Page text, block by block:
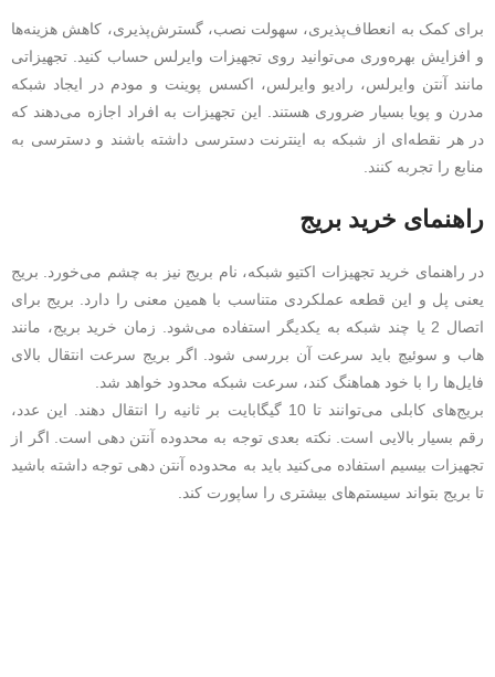
برای کمک به انعطاف‌پذیری، سهولت نصب، گسترش‌پذیری، کاهش هزینه‌ها
و افزایش بهره‌وری می‌توانید روی تجهیزات وایرلس حساب کنید. تجهیزاتی
مانند آنتن وایرلس، رادیو وایرلس، اکسس پوینت و مودم در ایجاد شبکه
مدرن و پویا بسیار ضروری هستند. این تجهیزات به افراد اجازه می‌دهند که
در هر نقطه‌ای از شبکه به اینترنت دسترسی داشته باشند و دسترسی به
منابع را تجربه کنند.
راهنمای خرید بریج
در راهنمای خرید تجهیزات اکتیو شبکه، نام بریج نیز به چشم می‌خورد. بریج
یعنی پل و این قطعه عملکردی متناسب با همین معنی را دارد. بریج برای
اتصال 2 یا چند شبکه به یکدیگر استفاده می‌شود. زمان خرید بریج، مانند
هاب و سوئیچ باید سرعت آن بررسی شود. اگر بریج سرعت انتقال بالای
فایل‌ها را با خود هماهنگ کند، سرعت شبکه محدود خواهد شد.
بریج‌های کابلی می‌توانند تا 10 گیگابایت بر ثانیه را انتقال دهند. این عدد،
رقم بسیار بالایی است. نکته بعدی توجه به محدوده آنتن‌ دهی است. اگر از
تجهیزات بیسیم استفاده می‌کنید باید به محدوده آنتن‌ دهی توجه داشته باشید
تا بریج بتواند سیستم‌های بیشتری را ساپورت کند.